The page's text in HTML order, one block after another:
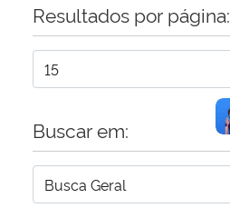
Resultados por página:
Buscar em: